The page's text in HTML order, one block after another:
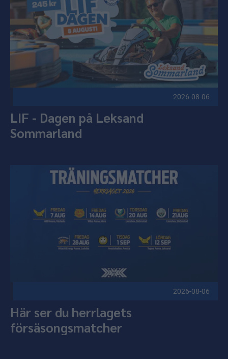
2026-08-06
LIF - Dagen på Leksand
Sommarland
Här ser du herrlagets försäsongsmatcher Publicerad 2026-
2026-08-06
Här ser du herrlagets
försäsongsmatcher